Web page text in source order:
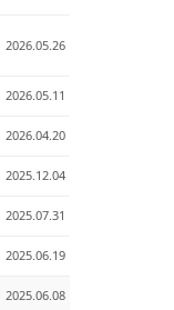
2026.05.26
2026.05.11
2026.04.20
2025.12.04
2025.07.31
2025.06.19
2025.06.08